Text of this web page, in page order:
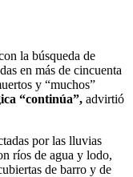
la búsqueda de
en más de cincuenta
y “muchos”
“continúa”, advirtió
por las lluvias
ríos de agua y lodo,
de barro y de